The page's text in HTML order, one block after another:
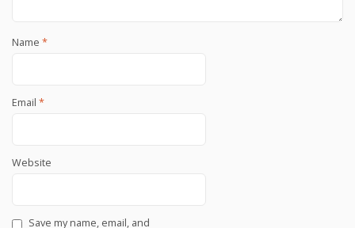
Name *
Email *
Website
Save my name, email, and